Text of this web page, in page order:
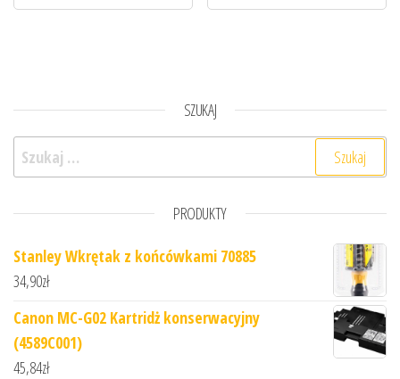
SZUKAJ
Szukaj:
PRODUKTY
Stanley Wkrętak z końcówkami 70885
34,90zł
Canon MC-G02 Kartridż konserwacyjny
(4589C001)
45,84zł